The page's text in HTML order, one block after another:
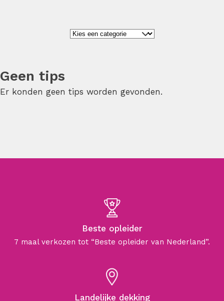
Geen tips
Er konden geen tips worden gevonden.
Beste opleider
7 maal verkozen tot “Beste opleider van Nederland”.
Landelijke dekking